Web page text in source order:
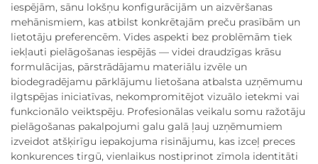
iespējām, sānu lokšņu konfigurācijām un aizvēršanas
mehānismiem, kas atbilst konkrētajām preču prasībām un
lietotāju preferencēm. Vides aspekti bez problēmām tiek
iekļauti pielāgošanas iespējās — videi draudzīgas krāsu
formulācijas, pārstrādājamu materiālu izvēle un
biodegradējamu pārklājumu lietošana atbalsta uzņēmumu
ilgtspējas iniciatīvas, nekompromitējot vizuālo ietekmi vai
funkcionālo veiktspēju. Profesionālas veikalu somu ražotāju
pielāgošanas pakalpojumi galu galā ļauj uzņēmumiem
izveidot atšķirīgu iepakojuma risinājumu, kas izceļ preces
konkurences tirgū, vienlaikus nostiprinot zīmola identitāti